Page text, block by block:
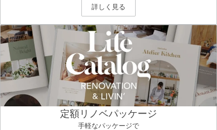
詳しく見る
定額リノベパッケージ
手軽なパッケージで